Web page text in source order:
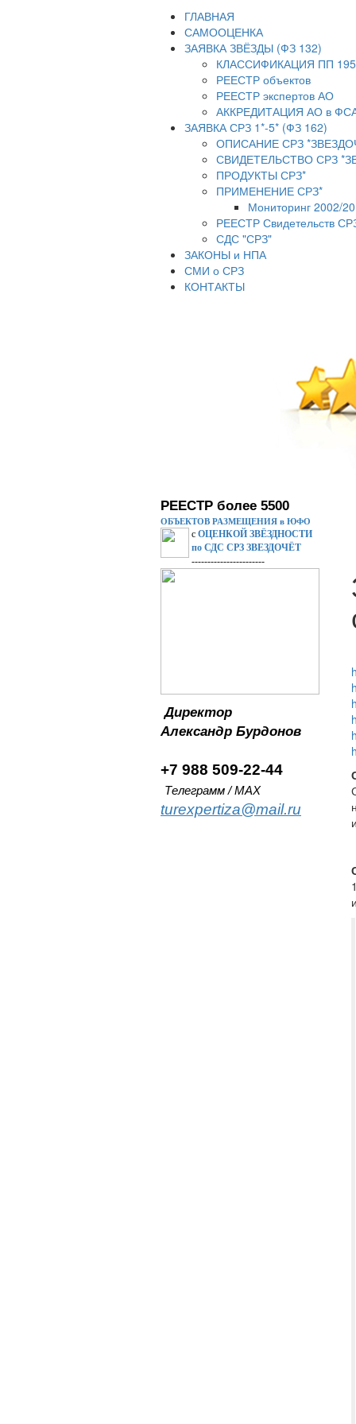
ГЛАВНАЯ
САМООЦЕНКА
ЗАЯВКА ЗВЁЗДЫ (ФЗ 132)
КЛАССИФИКАЦИЯ ПП
РЕЕСТР объектов
РЕЕСТР экспертов АО
АККРЕДИТАЦИЯ АО в
ЗАЯВКА СРЗ 1*-5* (ФЗ 162)
ОПИСАНИЕ СРЗ
СВИДЕТЕЛЬСТВО СРЗ
ПРОДУКТЫ СРЗ*
ПРИМЕНЕНИЕ СРЗ*
Мониторинг 2002/
РЕЕСТР Свидетельств
СДС "СРЗ"
ЗАКОНЫ и НПА
СМИ о СРЗ
КОНТАКТЫ
РЕЕСТР более 5500
ОБЪЕКТОВ РАЗМЕЩЕНИЯ в ЮФО
с ОЦЕНКОЙ ЗВЁЗДНОСТИ
по СДС СРЗ ЗВЕЗДОЧЁТ
-----------------------
Директор
Александр Бурдонов
+7 988 509-22-44
Телеграмм / MAX
turexpertiza@mail.ru